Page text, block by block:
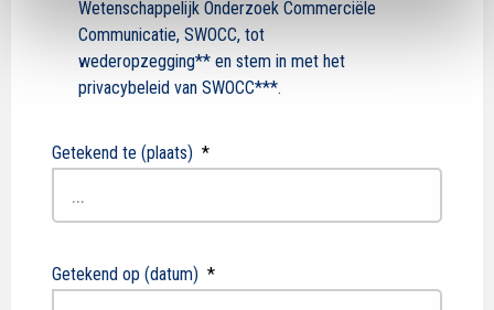
Wetenschappelijk Onderzoek Commerciële
Communicatie, SWOCC, tot
wederopzegging** en stem in met het
privacybeleid van SWOCC***.
Getekend te (plaats) *
Getekend op (datum) *